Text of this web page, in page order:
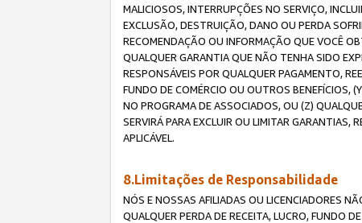
MALICIOSOS, INTERRUPÇÕES NO SERVIÇO,
EXCLUSÃO, DESTRUIÇÃO, DANO OU PERDA
RECOMENDAÇÃO OU INFORMAÇÃO QUE VOCÊ
QUALQUER GARANTIA QUE NÃO TENHA SIDO
RESPONSÁVEIS POR QUALQUER PAGAMENTO,
FUNDO DE COMÉRCIO OU OUTROS BENEFÍCIOS,
NO PROGRAMA DE ASSOCIADOS, OU (Z)
SERVIRÁ PARA EXCLUIR OU LIMITAR GARANTIAS,
APLICÁVEL.
8.Limitações de Responsabilidade
NÓS E NOSSAS AFILIADAS OU LICENCIADORES
QUALQUER PERDA DE RECEITA, LUCRO, FUNDO